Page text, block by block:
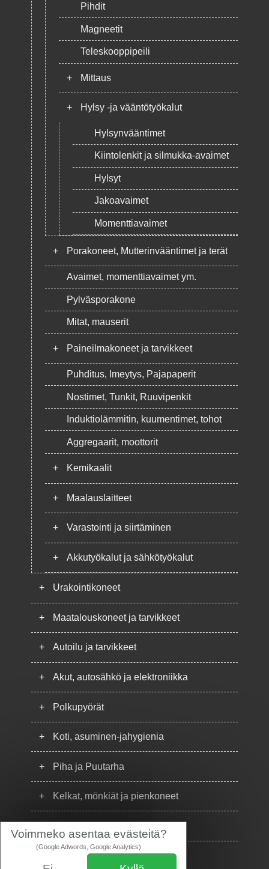
Voimmeko asentaa evästeitä?
(Google Adwords, Google Analytics)
Pihdit
Magneetit
Teleskooppipeili
+ Mittaus
+ Hylsy -ja vääntötyökalut
Hylsynvääntimet
Kiintolenkit ja silmukka-avaimet
Hylsyt
Jakoavaimet
Momenttiavaimet
+ Porakoneet, Mutterinvääntimet ja terät
Avaimet, momenttiavaimet ym.
Pylväsporakone
Mitat, mauserit
+ Paineilmakoneet ja tarvikkeet
Puhditus, Imeytys, Pajapaperit
Nostimet, Tunkit, Ruuvipenkit
Induktiolämmitin, kuumentimet, tohot
Aggregaarit, moottorit
+ Kemikaalit
+ Maalauslaitteet
+ Varastointi ja siirtäminen
+ Akkutyökalut ja sähkötyökalut
+ Urakointikoneet
+ Maatalouskoneet ja tarvikkeet
+ Autoilu ja tarvikkeet
+ Akut, autosähkö ja elektroniikka
+ Polkupyörät
+ Koti, asuminen-jahygienia
+ Piha ja Puutarha
+ Kelkat, mönkiät ja pienkoneet